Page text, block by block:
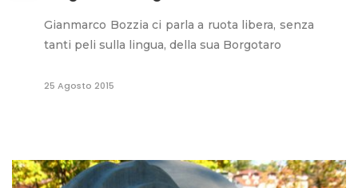
Gianmarco Bozzia ci parla a ruota libera, senza
tanti peli sulla lingua, della sua Borgotaro
25 Agosto 2015